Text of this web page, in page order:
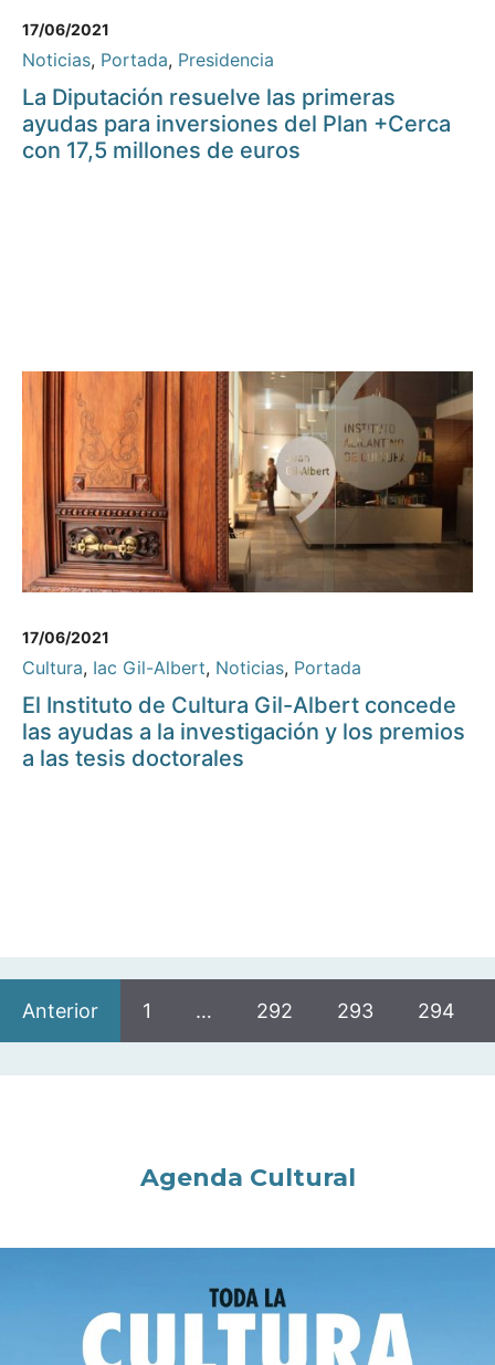
17/06/2021
Noticias, Portada, Presidencia
La Diputación resuelve las primeras
ayudas para inversiones del Plan +Cerca
con 17,5 millones de euros
17/06/2021
Cultura, Iac Gil-Albert, Noticias, Portada
El Instituto de Cultura Gil-Albert concede
las ayudas a la investigación y los premios
a las tesis doctorales
Anterior 1 … 292 293 294
Agenda Cultural